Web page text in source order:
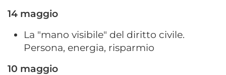
14 maggio
La "mano visibile" del diritto civile.
Persona, energia, risparmio
10 maggio